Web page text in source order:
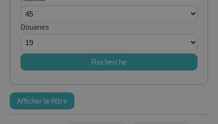
Douanes
Recherche
Afficher le filtre